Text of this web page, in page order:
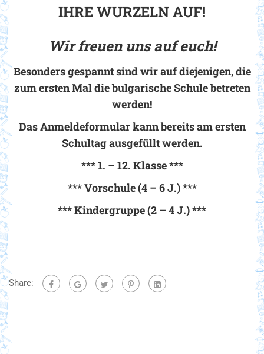
IHRE WURZELN AUF!
Wir freuen uns auf euch!
Besonders gespannt sind wir auf diejenigen, die
zum ersten Mal die bulgarische Schule betreten
werden!
Das Anmeldeformular kann bereits am ersten
Schultag ausgefüllt werden.
*** 1. – 12. Klasse ***
*** Vorschule (4 – 6 J.) ***
*** Kindergruppe (2 – 4 J.) ***
Share: